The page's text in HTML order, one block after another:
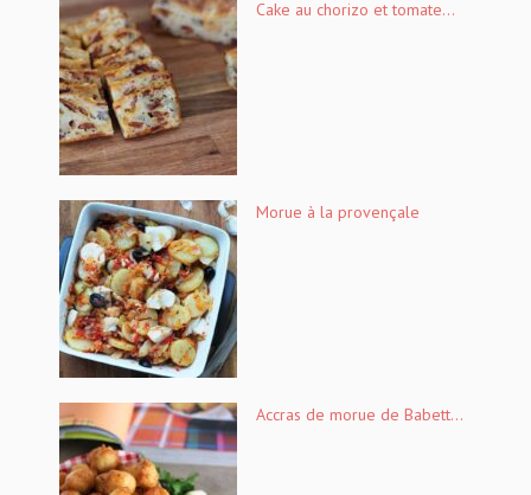
Cake au chorizo et tomate...
Morue à la provençale
Accras de morue de Babett...